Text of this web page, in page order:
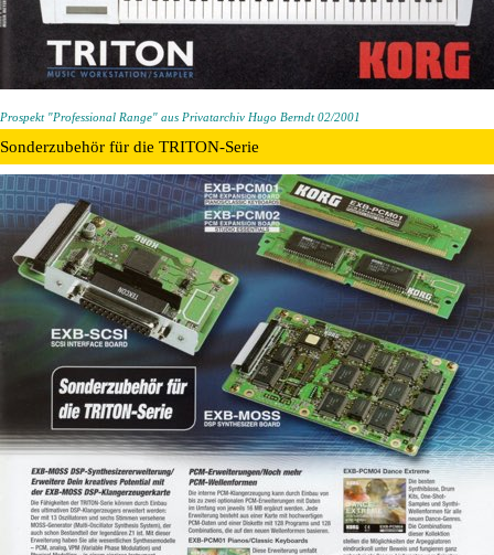
Prospekt "Professional Range" aus Privatarchiv Hugo Berndt 02/2001
Sonderzubehör für die TRITON-Serie